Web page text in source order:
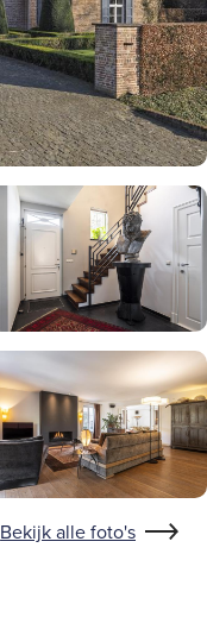
Bekijk alle foto's